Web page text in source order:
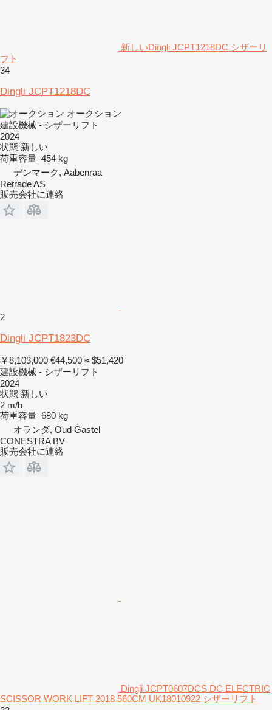
新しいDingli JCPT1218DC シザーリ
フト
34
Dingli JCPT1218DC
オークション
建設機械 - シザーリフト
2024
状態 新しい
荷重容量 454 kg
デンマーク, Aabenraa
Retrade AS
販売会社に連絡
2
Dingli JCPT1823DC
￥8,103,000 €44,500 ≈ $51,420
建設機械 - シザーリフト
2024
状態 新しい
2 m/h
荷重容量 680 kg
オランダ, Oud Gastel
CONESTRA BV
販売会社に連絡
Dingli JCPT0607DCS DC ELECTRIC
SCISSOR WORK LIFT 2018 560CM UK18010922 シザーリフト